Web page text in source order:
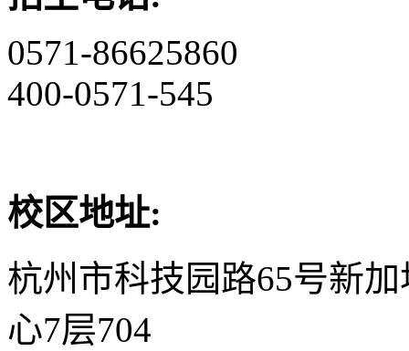
0571-86625860
400-0571-545
校区地址:
杭州市科技园路65号新
心7层704